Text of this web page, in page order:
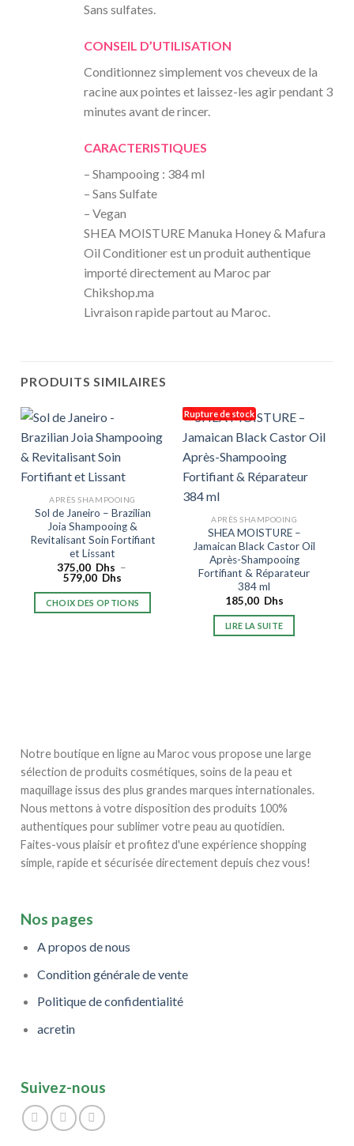
Sans sulfates.
CONSEIL D’UTILISATION
Conditionnez simplement vos cheveux de la
racine aux pointes et laissez-les agir pendant 3
minutes avant de rincer.
CARACTERISTIQUES
– Shampooing : 384 ml
– Sans Sulfate
– Vegan
SHEA MOISTURE Manuka Honey & Mafura
Oil Conditioner est un produit authentique
importé directement au Maroc par
Chikshop.ma
Livraison rapide partout au Maroc.
PRODUITS SIMILAIRES
APRÈS SHAMPOOING
Sol de Janeiro – Brazilian
Joia Shampooing &
Revitalisant Soin Fortifiant
et Lissant
375,00 Dhs –
579,00 Dhs
prix :
375,00
CHOIX DES OPTIONS
être
choisies
sur
la
produit
Rupture de stock
APRÈS SHAMPOOING
SHEA MOISTURE –
Jamaican Black Castor Oil
Après-Shampooing
Fortifiant & Réparateur
384 ml
185,00 Dhs
LIRE LA SUITE
Notre boutique en ligne au Maroc vous propose une large
sélection de produits cosmétiques, soins de la peau et
maquillage issus des plus grandes marques internationales.
Nous mettons à votre disposition des produits 100%
authentiques pour sublimer votre peau au quotidien.
Faites-vous plaisir et profitez d'une expérience shopping
simple, rapide et sécurisée directement depuis chez vous!
Nos pages
A propos de nous
Condition générale de vente
Politique de confidentialité
acretin
Suivez-nous